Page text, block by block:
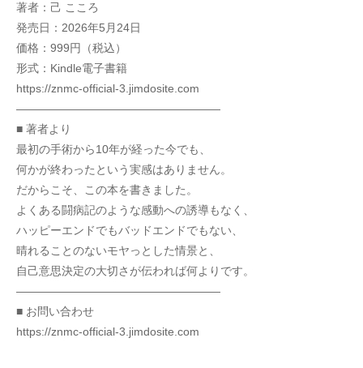
著者：己 こころ
発売日：2026年5月24日
価格：999円（税込）
形式：Kindle電子書籍
https://znmc-official-3.jimdosite.com
――――――――――――――――――
■ 著者より
最初の手術から10年が経った今でも、
何かが終わったという実感はありません。
だからこそ、この本を書きました。
よくある闘病記のような感動への誘導もなく、
ハッピーエンドでもバッドエンドでもない、
晴れることのないモヤっとした情景と、
自己意思決定の大切さが伝われば何よりです。
――――――――――――――――――
■ お問い合わせ
https://znmc-official-3.jimdosite.com